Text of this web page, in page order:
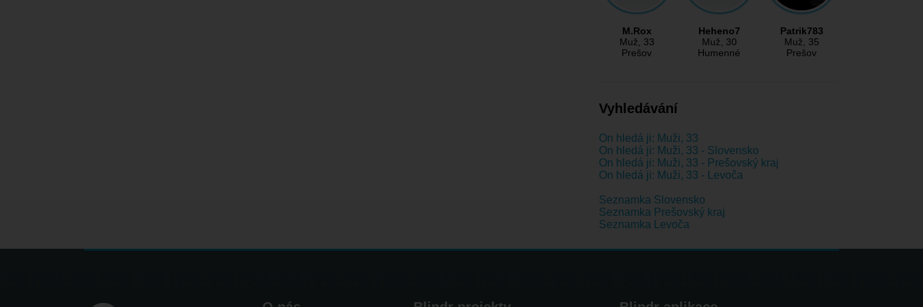
M.Rox
Muž, 33
Prešov
Heheno7
Muž, 30
Humenné
Patrik783
Muž, 35
Prešov
Vyhledávání
On hledá ji: Muži, 33
On hledá ji: Muži, 33 - Slovensko
On hledá ji: Muži, 33 - Prešovský kraj
On hledá ji: Muži, 33 - Levoča
Seznamka Slovensko
Seznamka Prešovský kraj
Seznamka Levoča